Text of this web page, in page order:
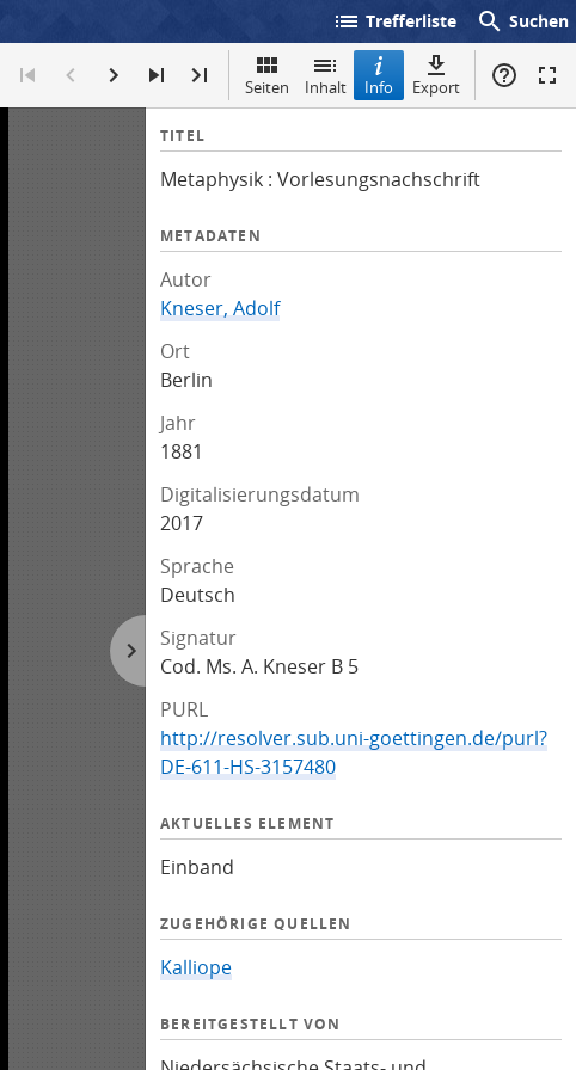
list Trefferliste search Suchen
Seiten Inhalt Info Export
I
f
TITEL
Metaphysik : Vorlesungsnachschrift
METADATEN
Autor
Kneser, Adolf
Ort
Berlin
Jahr
1881
Digitalisierungsdatum
2017
Sprache
Deutsch
Signatur
Cod. Ms. A. Kneser B 5
PURL
http://resolver.sub.uni-goettingen.de/purl?
DE-611-HS-3157480
AKTUELLES ELEMENT
Einband
ZUGEHÖRIGE QUELLEN
Kalliope
BEREITGESTELLT VON